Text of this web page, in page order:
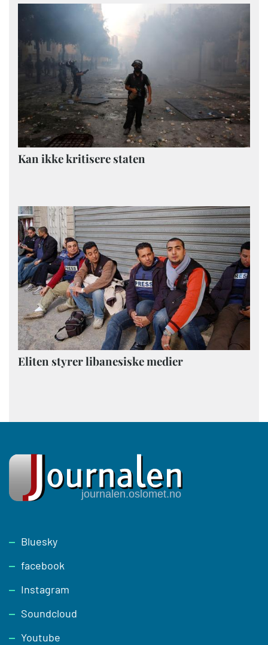
Kan ikke kritisere staten
Eliten styrer libanesiske medier
Footer
Bluesky
facebook
Instagram
Soundcloud
Youtube